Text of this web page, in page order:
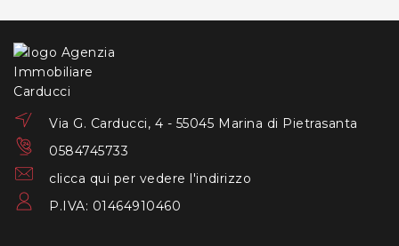
Via G. Carducci, 4 - 55045 Marina di Pietrasanta
0584745733
clicca qui per vedere l'indirizzo
P.IVA: 01464910460